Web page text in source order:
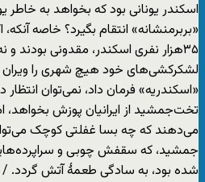
اسکندر یونانی بود که بخواهد به
«بربرمنشانه» انتقام بگیرد؟ خاصه
۳۵هزار نفری اسکندر، مقدونی بودند
لشکرکشی‌های خود هیچ شهری را ویران
«اسکندریه» فرمان داد، نمی‌توان
تخت‌جمشید از ایرانیان پوزش
می‌دهند که چه بسا غفلتی کوچک
جمشید، که سقفش چوبی و
شده بود، به سادگی طعمۀ آتش گردد. /